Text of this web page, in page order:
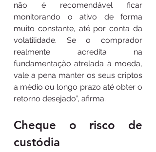
não é recomendável ficar
monitorando o ativo de forma
muito constante, até por conta da
volatilidade. Se o comprador
realmente acredita na
fundamentação atrelada à moeda,
vale a pena manter os seus criptos
a médio ou longo prazo até obter o
retorno desejado”, afirma.
Cheque o risco de
custódia